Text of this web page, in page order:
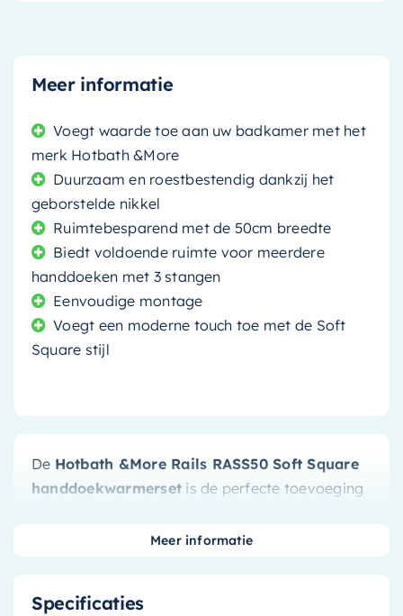
Meer informatie
Voegt waarde toe aan uw badkamer met het
merk Hotbath &More
Duurzaam en roestbestendig dankzij het
geborstelde nikkel
Ruimtebesparend met de 50cm breedte
Biedt voldoende ruimte voor meerdere
handdoeken met 3 stangen
Eenvoudige montage
Voegt een moderne touch toe met de Soft
Square stijl
De Hotbath &More Rails RASS50 Soft Square
handdoekwarmerset is de perfecte toevoeging
combineert. Deze handdoekwarmer, gemaakt
voor gebruik in vochtige omgevingen zoals de
Specificaties
Meer informatie